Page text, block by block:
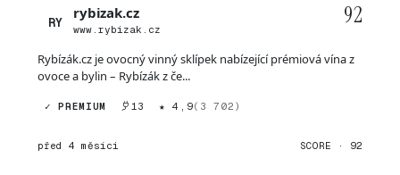
RY
rybizak.cz
www.rybizak.cz
92
Rybízák.cz je ovocný vinný sklípek nabízející prémiová vína z
ovoce a bylin – Rybízák z če...
✓ PREMIUM 13 ★ 4,9(3 702)
před 4 měsíci SCORE · 92